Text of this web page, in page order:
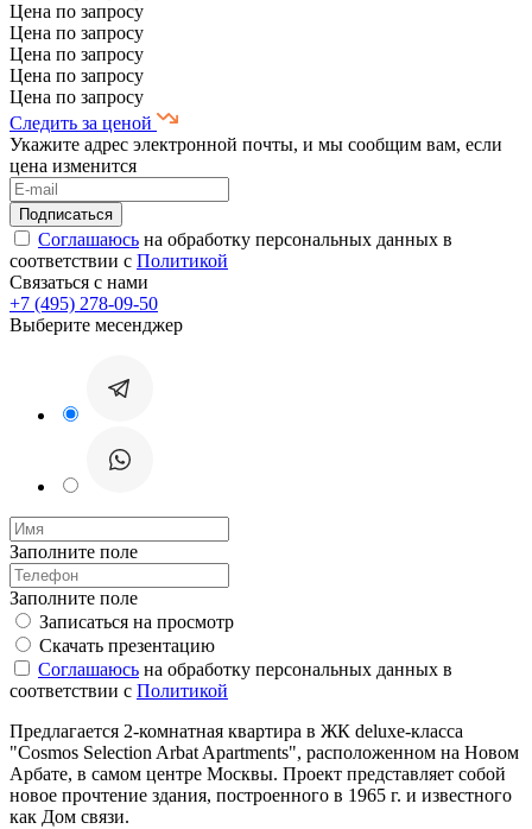
Цена по запросу
Цена по запросу
Цена по запросу
Цена по запросу
Цена по запросу
Следить за ценой
Укажите адрес электронной почты, и мы сообщим вам, если
цена изменится
Соглашаюсь на обработку персональных данных в
соответствии с Политикой
Связаться с нами
+7 (495) 278-09-50
Выберите месенджер
Заполните поле
Заполните поле
Записаться на просмотр
Скачать презентацию
Соглашаюсь на обработку персональных данных в
соответствии с Политикой
Предлагается 2-комнатная квартира в ЖК deluxe-класса
"Cosmos Selection Arbat Apartments", расположенном на Новом
Арбате, в самом центре Москвы. Проект представляет собой
новое прочтение здания, построенного в 1965 г. и известного
как Дом связи.